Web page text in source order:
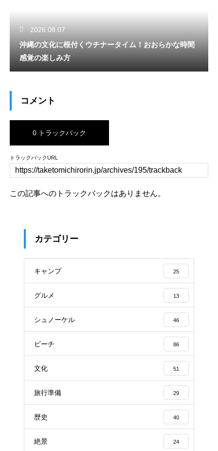
2026.08.07
沖縄の文化に根付くウチナータイム！おおらかな時間
感覚の楽しみ方
コメント
0 トラックバック
トラックバックURL
この記事へのトラックバックはありません。
カテゴリー
キャンプ 25
グルメ 13
シュノーケル 46
ビーチ 86
文化 51
旅行準備 29
歴史 40
絶景 24